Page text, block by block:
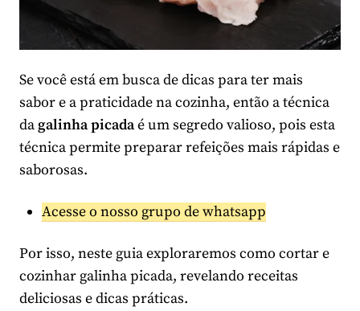
Se você está em busca de dicas para ter mais
sabor e a praticidade na cozinha, então a técnica
da galinha picadaé um segredo valioso, pois esta
técnica permite preparar refeições mais rápidas e
saborosas.
Acesse o nosso grupo de whatsapp
Por isso, neste guia exploraremos como cortar e
cozinhar galinha picada, revelando receitas
deliciosas e dicas práticas.